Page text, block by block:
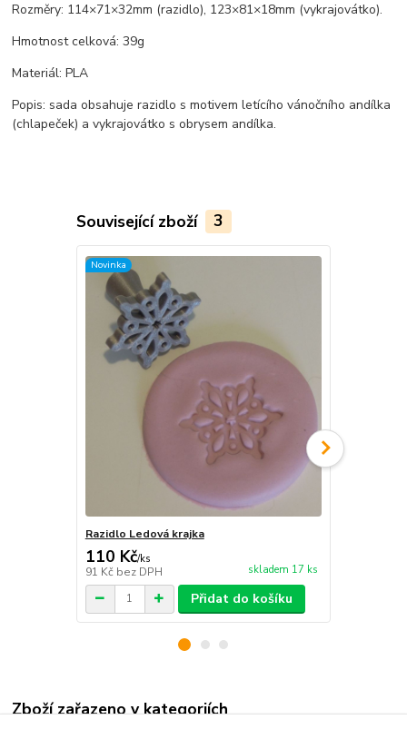
Rozměry: 114×71×32mm (razidlo), 123×81×18mm (vykrajovátko).
Hmotnost celková: 39g
Materiál: PLA
Popis: sada obsahuje razidlo s motivem letícího vánočního andílka
(chlapeček) a vykrajovátko s obrysem andílka.
Související zboží 3
Novinka
Razidlo Ledová krajka
110 Kč/ks
91 Kč bez DPH skladem 17 ks
Přidat do košíku
Zboží zařazeno v kategoriích